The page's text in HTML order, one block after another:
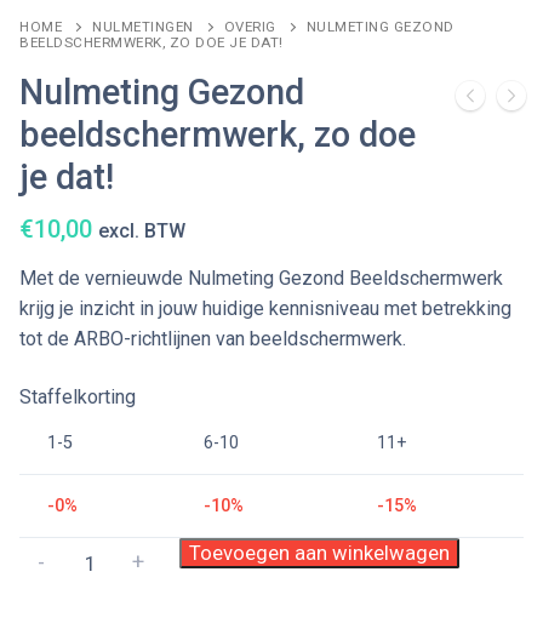
HOME NULMETINGEN OVERIG
NULMETING GEZOND
BEELDSCHERMWERK, ZO DOE JE DAT!
Nulmeting Gezond
beeldschermwerk, zo doe
je dat!
€10,00 excl. BTW
Met de vernieuwde Nulmeting Gezond Beeldschermwerk
krijg je inzicht in jouw huidige kennisniveau met betrekking
tot de ARBO-richtlijnen van beeldschermwerk.
Staffelkorting
1-5 6-10 11+
-0% -10% -15%
Nulmeting
- + Toevoegen aan winkelwagen